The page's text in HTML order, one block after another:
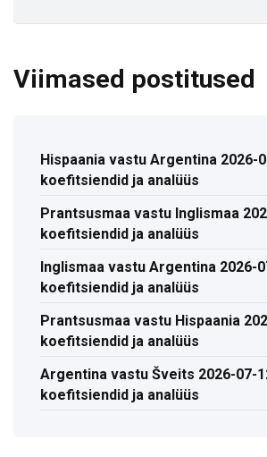
Viimased postitused
Hispaania vastu Argentina 2026-
koefitsiendid ja analüüs
Prantsusmaa vastu Inglismaa
koefitsiendid ja analüüs
Inglismaa vastu Argentina 2026-
koefitsiendid ja analüüs
Prantsusmaa vastu Hispaania
koefitsiendid ja analüüs
Argentina vastu Šveits 2026-07-
koefitsiendid ja analüüs